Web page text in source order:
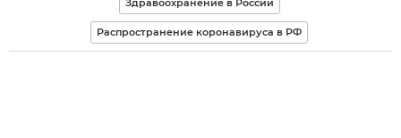
Распространение коронавируса в РФ